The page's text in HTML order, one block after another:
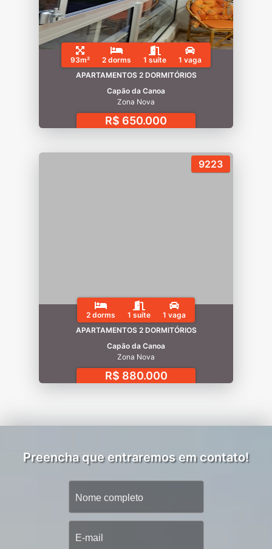
93m² 2 dorms 1 suíte
1 vaga
APARTAMENTOS 2 DORMITÓRIOS
Capão da Canoa
Zona Nova
R$ 650.000
9223
2 dorms 1 suíte
1 vaga
APARTAMENTOS 2 DORMITÓRIOS
Capão da Canoa
Zona Nova
R$ 880.000
Preencha que entraremos em contato!